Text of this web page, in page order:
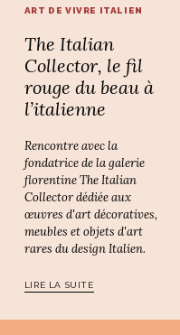
ART DE VIVRE ITALIEN
The Italian
Collector, le fil
rouge du beau à
l’italienne
Rencontre avec la
fondatrice de la galerie
florentine The Italian
Collector dédiée aux
œuvres d'art décoratives,
meubles et objets d'art
rares du design Italien.
LIRE LA SUITE